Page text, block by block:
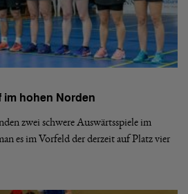
hohen Norden
zwei schwere Auswärtsspiele im
es im Vorfeld der derzeit auf Platz vier